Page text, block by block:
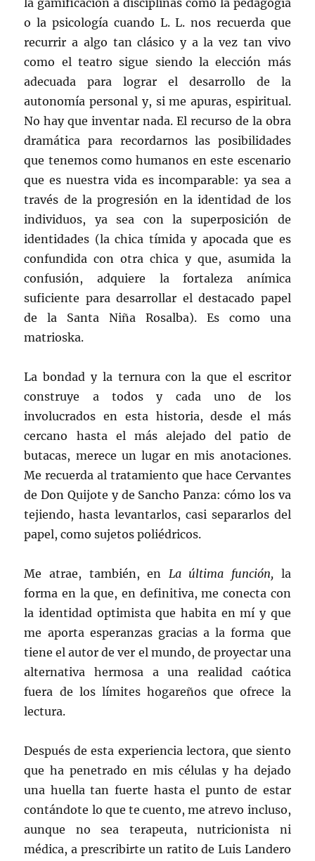
la gamificación a disciplinas como la pedagogía
o la psicología cuando L. L. nos recuerda que
recurrir a algo tan clásico y a la vez tan vivo
como el teatro sigue siendo la elección más
adecuada para lograr el desarrollo de la
autonomía personal y, si me apuras, espiritual.
No hay que inventar nada. El recurso de la obra
dramática para recordarnos las posibilidades
que tenemos como humanos en este escenario
que es nuestra vida es incomparable: ya sea a
través de la progresión en la identidad de los
individuos, ya sea con la superposición de
identidades (la chica tímida y apocada que es
confundida con otra chica y que, asumida la
confusión, adquiere la fortaleza anímica
suficiente para desarrollar el destacado papel
de la Santa Niña Rosalba). Es como una
matrioska.
La bondad y la ternura con la que el escritor
construye a todos y cada uno de los
involucrados en esta historia, desde el más
cercano hasta el más alejado del patio de
butacas, merece un lugar en mis anotaciones.
Me recuerda al tratamiento que hace Cervantes
de Don Quijote y de Sancho Panza: cómo los va
tejiendo, hasta levantarlos, casi separarlos del
papel, como sujetos poliédricos.
Me atrae, también, en La última función, la
forma en la que, en definitiva, me conecta con
la identidad optimista que habita en mí y que
me aporta esperanzas gracias a la forma que
tiene el autor de ver el mundo, de proyectar una
alternativa hermosa a una realidad caótica
fuera de los límites hogareños que ofrece la
lectura.
Después de esta experiencia lectora, que siento
que ha penetrado en mis células y ha dejado
una huella tan fuerte hasta el punto de estar
contándote lo que te cuento, me atrevo incluso,
aunque no sea terapeuta, nutricionista ni
médica, a prescribirte un ratito de Luis Landero